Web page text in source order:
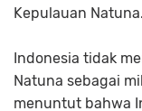
Kepulauan Natuna.
Indonesia tidak
Natuna sebagai
menuntut bahwa